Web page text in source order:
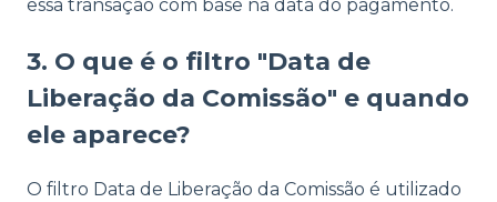
essa transação com base na data do pagamento.
3. O que é o filtro "Data de
Liberação da Comissão" e quando
ele aparece?
O filtro Data de Liberação da Comissão é utilizado